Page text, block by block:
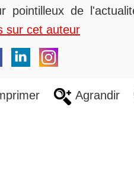
pointilleux de
sur cet auteur
Agrandir